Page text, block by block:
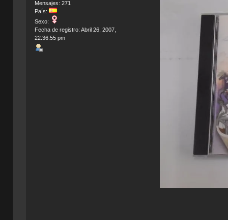
Mensajes: 271
País:
Sexo:
Fecha de registro: Abril 26, 2007,
22:36:55 pm